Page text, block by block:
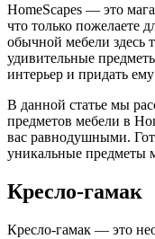
HomeScapes — это
что только пожелаете
обычной мебели здесь
удивительные
интерьер и придать
В данной статье мы
предметов мебели в
вас равнодушными.
уникальные предметы
Кресло-гамак
Кресло-гамак — это